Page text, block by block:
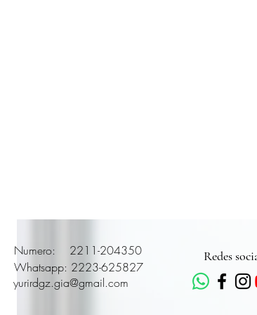
Numero: 2211-204350
Whatsapp: 2223-625827
yurirdgz.gia@gmail.com
Redes